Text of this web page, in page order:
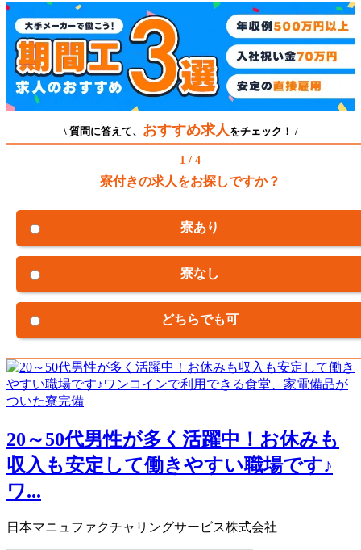
\ 質問に答えて、 おすすめ求人 をチェック！ /
1 / 4
寮付きの求人をお探しですか？
寮あり
寮なし
どちらでも可
20～50代男性が多く活躍中！お休みも
収入も安定して働きやすい職場です♪
ワ...
日本マニュファクチャリングサービス株式会社